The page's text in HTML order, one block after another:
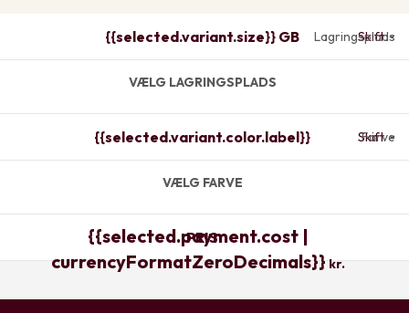
{{selected.variant.size}} GB Skift
Lagringsplads
VÆLG LAGRINGSPLADS
{{selected.variant.color.label}} Skift
Farve
VÆLG FARVE
PRIS
{{selected.payment.cost |
currencyFormatZeroDecimals}}kr.